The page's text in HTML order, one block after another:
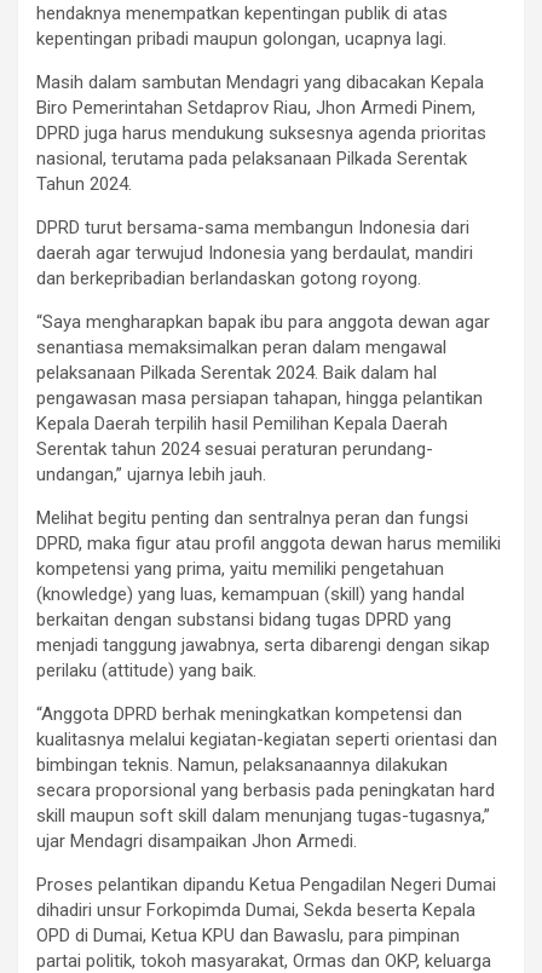
hendaknya menempatkan kepentingan publik di atas
kepentingan pribadi maupun golongan, ucapnya lagi.
Masih dalam sambutan Mendagri yang dibacakan Kepala
Biro Pemerintahan Setdaprov Riau, Jhon Armedi Pinem,
DPRD juga harus mendukung suksesnya agenda prioritas
nasional, terutama pada pelaksanaan Pilkada Serentak
Tahun 2024.
DPRD turut bersama-sama membangun Indonesia dari
daerah agar terwujud Indonesia yang berdaulat, mandiri
dan berkepribadian berlandaskan gotong royong.
“Saya mengharapkan bapak ibu para anggota dewan agar
senantiasa memaksimalkan peran dalam mengawal
pelaksanaan Pilkada Serentak 2024. Baik dalam hal
pengawasan masa persiapan tahapan, hingga pelantikan
Kepala Daerah terpilih hasil Pemilihan Kepala Daerah
Serentak tahun 2024 sesuai peraturan perundang-
undangan,” ujarnya lebih jauh.
Melihat begitu penting dan sentralnya peran dan fungsi
DPRD, maka figur atau profil anggota dewan harus memiliki
kompetensi yang prima, yaitu memiliki pengetahuan
(knowledge) yang luas, kemampuan (skill) yang handal
berkaitan dengan substansi bidang tugas DPRD yang
menjadi tanggung jawabnya, serta dibarengi dengan sikap
perilaku (attitude) yang baik.
“Anggota DPRD berhak meningkatkan kompetensi dan
kualitasnya melalui kegiatan-kegiatan seperti orientasi dan
bimbingan teknis. Namun, pelaksanaannya dilakukan
secara proporsional yang berbasis pada peningkatan hard
skill maupun soft skill dalam menunjang tugas-tugasnya,”
ujar Mendagri disampaikan Jhon Armedi.
Proses pelantikan dipandu Ketua Pengadilan Negeri Dumai
dihadiri unsur Forkopimda Dumai, Sekda beserta Kepala
OPD di Dumai, Ketua KPU dan Bawaslu, para pimpinan
partai politik, tokoh masyarakat, Ormas dan OKP, keluarga